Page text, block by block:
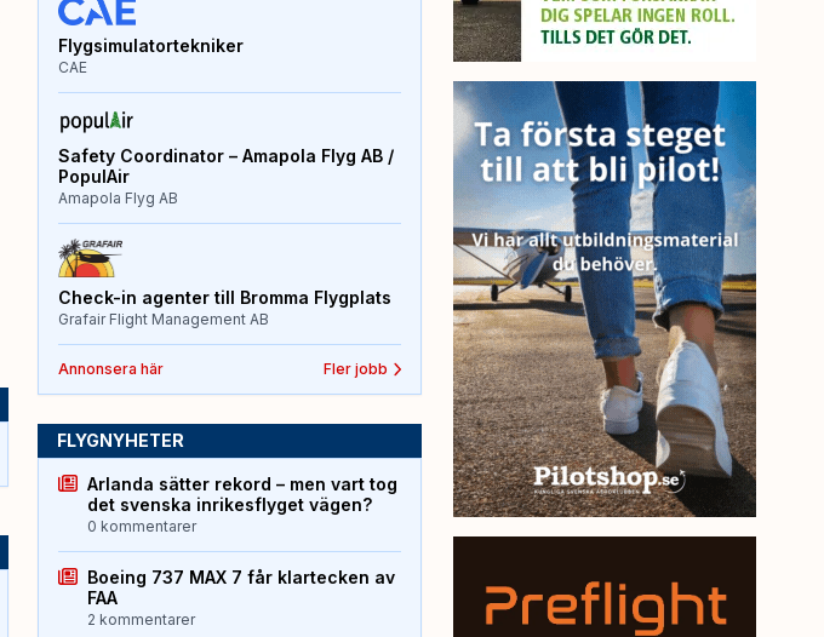
Flygsimulatortekniker
CAE
Safety Coordinator – Amapola Flyg AB /
PopulAir
Amapola Flyg AB
Check-in agenter till Bromma Flygplats
Grafair Flight Management AB
Annonsera här Fler jobb
FLYGNYHETER
Arlanda sätter rekord – men vart tog
det svenska inrikesflyget vägen?
0 kommentarer
Boeing 737 MAX 7 får klartecken av
FAA
2 kommentarer